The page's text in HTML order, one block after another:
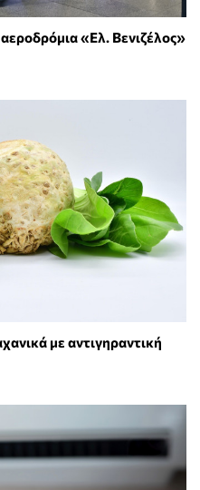
«Ελ. Βενιζέλος»
με αντιγηραντική